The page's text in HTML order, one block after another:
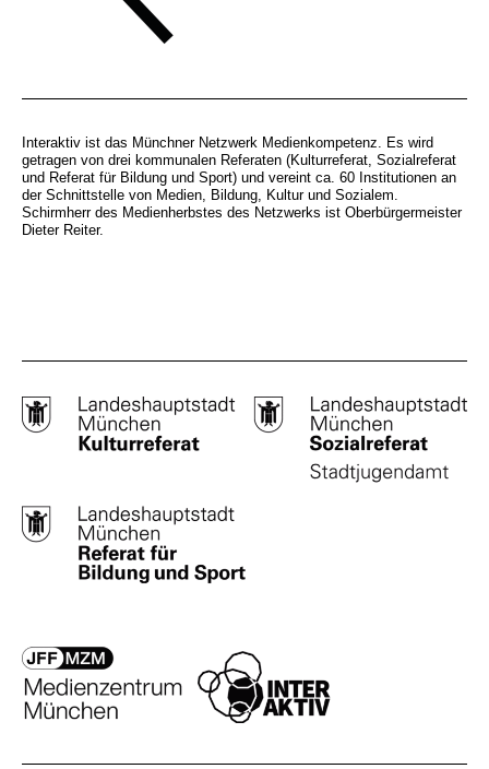
Interaktiv ist das Münchner Netzwerk Medienkompetenz. Es wird
getragen von drei kommunalen Referaten (Kulturreferat, Sozialreferat
und Referat für Bildung und Sport) und vereint ca. 60 Institutionen an
der Schnittstelle von Medien, Bildung, Kultur und Sozialem.
Schirmherr des Medienherbstes des Netzwerks ist Oberbürgermeister
Dieter Reiter.